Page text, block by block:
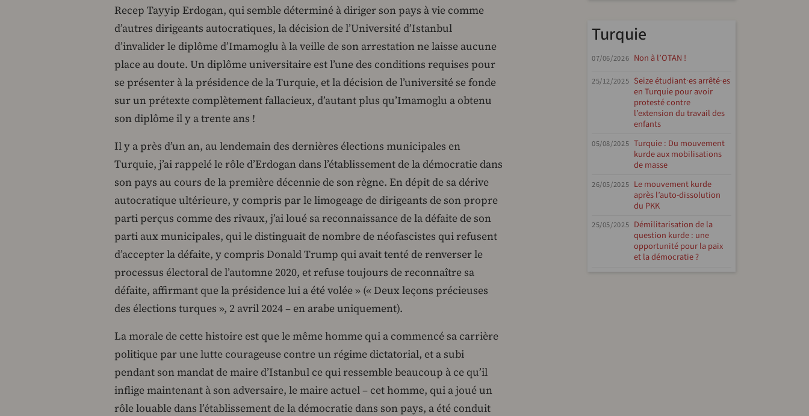
Recep Tayyip Erdogan, qui semble déterminé à diriger son pays à vie comme
d’autres dirigeants autocratiques, la décision de l’Université d’Istanbul
d’invalider le diplôme d’Imamoglu à la veille de son arrestation ne laisse aucune
place au doute. Un diplôme universitaire est l’une des conditions requises pour
se présenter à la présidence de la Turquie, et la décision de l’université se fonde
sur un prétexte complètement fallacieux, d’autant plus qu’Imamoglu a obtenu
son diplôme il y a trente ans !
Il y a près d’un an, au lendemain des dernières élections municipales en
Turquie, j’ai rappelé le rôle d’Erdogan dans l’établissement de la démocratie dans
son pays au cours de la première décennie de son règne. En dépit de sa dérive
autocratique ultérieure, y compris par le limogeage de dirigeants de son propre
parti perçus comme des rivaux, j’ai loué sa reconnaissance de la défaite de son
parti aux municipales, qui le distinguait de nombre de néofascistes qui refusent
d’accepter la défaite, y compris Donald Trump qui avait tenté de renverser le
processus électoral de l’automne 2020, et refuse toujours de reconnaître sa
défaite, affirmant que la présidence lui a été volée » (« Deux leçons précieuses
des élections turques », 2 avril 2024 – en arabe uniquement).
La morale de cette histoire est que le même homme qui a commencé sa carrière
politique par une lutte courageuse contre un régime dictatorial, et a subi
pendant son mandat de maire d’Istanbul ce qui ressemble beaucoup à ce qu’il
inflige maintenant à son adversaire, le maire actuel – cet homme, qui a joué un
rôle louable dans l’établissement de la démocratie dans son pays, a été conduit
Turquie
07/06/2026 Non à l’OTAN !
25/12/2025 Seize étudiant·es arrêté·es
en Turquie pour avoir
protesté contre
l’extension du travail des
enfants
05/08/2025 Turquie : Du mouvement
kurde aux mobilisations
de masse
26/05/2025 Le mouvement kurde
après l’auto-dissolution
du PKK
25/05/2025 Démilitarisation de la
question kurde : une
opportunité pour la paix
et la démocratie ?